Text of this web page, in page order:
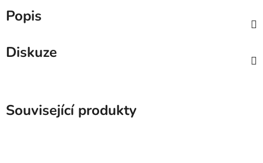
Popis
Diskuze
Související produkty